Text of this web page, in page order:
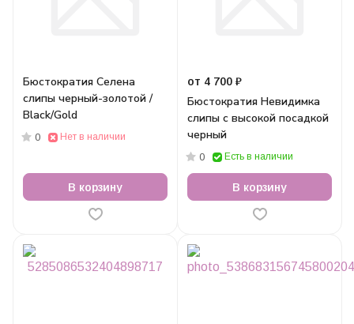
Бюстократия Селена
слипы черный-золотой /
Black/Gold
0 Нет в наличии
В корзину
от 4 700 ₽
Бюстократия Невидимка
слипы с высокой посадкой
черный
0 Есть в наличии
В корзину